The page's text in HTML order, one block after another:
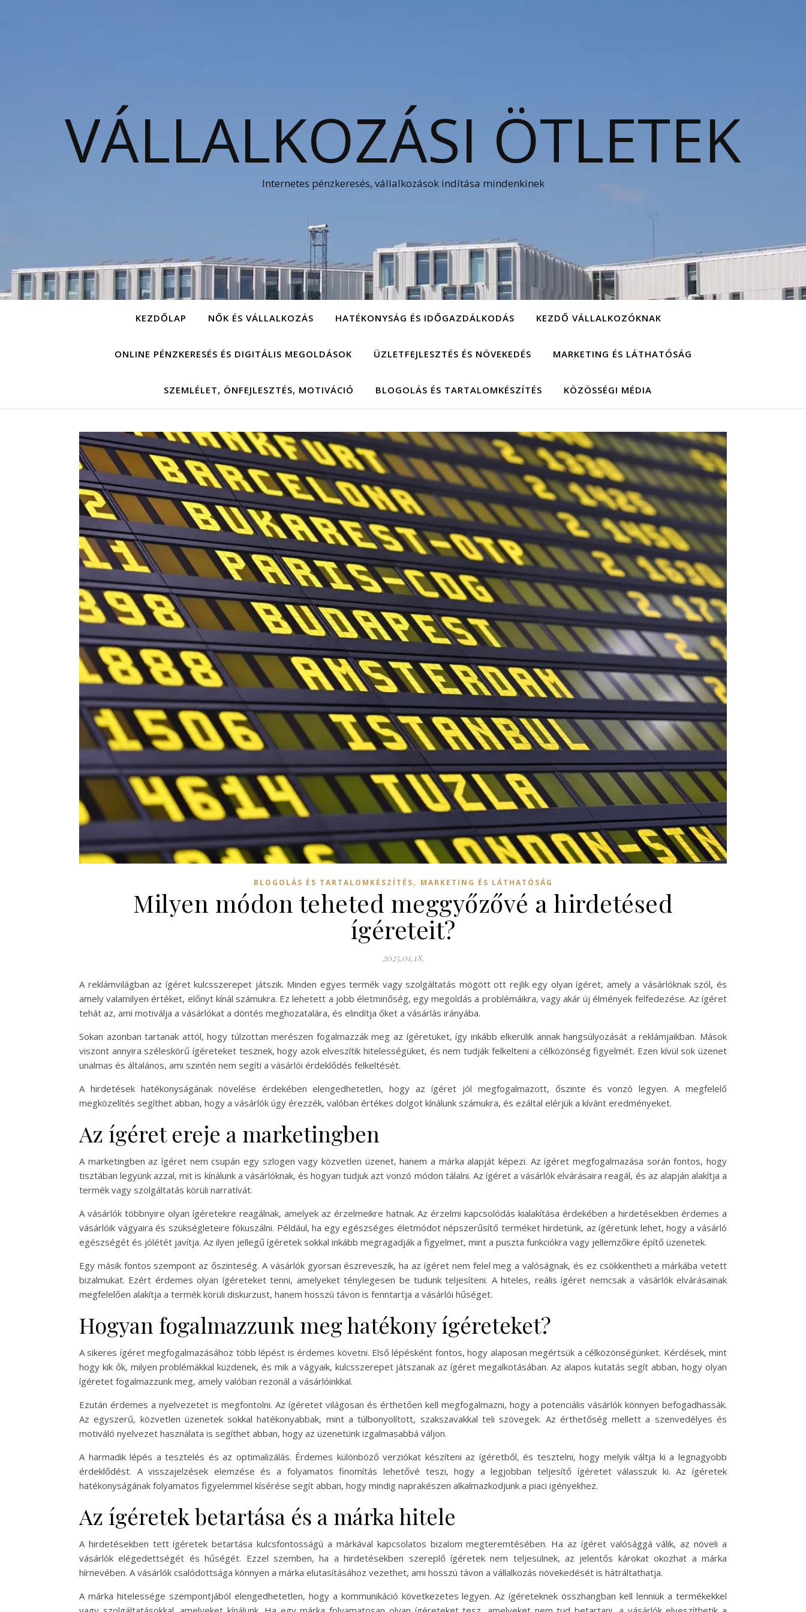
VÁLLALKOZÁSI ÖTLETEK
Internetes pénzkeresés, vállalkozások indítása mindenkinek
KEZDŐLAP NŐK ÉS VÁLLALKOZÁS HATÉKONYSÁG ÉS IDŐGAZDÁLKODÁS KEZDŐ VÁLLALKOZÓKNAK
ONLINE PÉNZKERESÉS ÉS DIGITÁLIS MEGOLDÁSOK ÜZLETFEJLESZTÉS ÉS NÖVEKEDÉS MARKETING ÉS LÁTHATÓSÁG
SZEMLÉLET, ÖNFEJLESZTÉS, MOTIVÁCIÓ BLOGOLÁS ÉS TARTALOMKÉSZÍTÉS KÖZÖSSÉGI MÉDIA
BLOGOLÁS ÉS TARTALOMKÉSZÍTÉS, MARKETING ÉS LÁTHATÓSÁG
Milyen módon teheted meggyőzővé a hirdetésed
ígéreteit?
2025.01.18.
A reklámvilágban az ígéret kulcsszerepet játszik. Minden egyes termék vagy szolgáltatás mögött ott rejlik egy olyan ígéret, amely a vásárlóknak szól, és
amely valamilyen értéket, előnyt kínál számukra. Ez lehetett a jobb életminőség, egy megoldás a problémáikra, vagy akár új élmények felfedezése. Az ígéret
tehát az, ami motiválja a vásárlókat a döntés meghozatalára, és elindítja őket a vásárlás irányába.
Sokan azonban tartanak attól, hogy túlzottan merészen fogalmazzák meg az ígéretüket, így inkább elkerülik annak hangsúlyozását a reklámjaikban. Mások
viszont annyira széleskörű ígéreteket tesznek, hogy azok elveszítik hitelességüket, és nem tudják felkelteni a célközönség figyelmét. Ezen kívül sok üzenet
unalmas és általános, ami szintén nem segíti a vásárlói érdeklődés felkeltését.
A hirdetések hatékonyságának növelése érdekében elengedhetetlen, hogy az ígéret jól megfogalmazott, őszinte és vonzó legyen. A megfelelő
megközelítés segíthet abban, hogy a vásárlók úgy érezzék, valóban értékes dolgot kínálunk számukra, és ezáltal elérjük a kívánt eredményeket.
Az ígéret ereje a marketingben
A marketingben az ígéret nem csupán egy szlogen vagy közvetlen üzenet, hanem a márka alapját képezi. Az ígéret megfogalmazása során fontos, hogy
tisztában legyünk azzal, mit is kínálunk a vásárlóknak, és hogyan tudjuk azt vonzó módon tálalni. Az ígéret a vásárlók elvárásaira reagál, és az alapján alakítja a
termék vagy szolgáltatás körüli narratívát.
A vásárlók többnyire olyan ígéretekre reagálnak, amelyek az érzelmeikre hatnak. Az érzelmi kapcsolódás kialakítása érdekében a hirdetésekben érdemes a
vásárlóik vágyaira és szükségleteire fókuszálni. Például, ha egy egészséges életmódot népszerűsítő terméket hirdetünk, az ígéretünk lehet, hogy a vásárló
egészségét és jólétét javítja. Az ilyen jellegű ígéretek sokkal inkább megragadják a figyelmet, mint a puszta funkciókra vagy jellemzőkre építő üzenetek.
Egy másik fontos szempont az őszinteség. A vásárlók gyorsan észreveszik, ha az ígéret nem felel meg a valóságnak, és ez csökkentheti a márkába vetett
bizalmukat. Ezért érdemes olyan ígéreteket tenni, amelyeket ténylegesen be tudunk teljesíteni. A hiteles, reális ígéret nemcsak a vásárlók elvárásainak
megfelelően alakítja a termék körüli diskurzust, hanem hosszú távon is fenntartja a vásárlói hűséget.
Hogyan fogalmazzunk meg hatékony ígéreteket?
A sikeres ígéret megfogalmazásához több lépést is érdemes követni. Első lépésként fontos, hogy alaposan megértsük a célközönségünket. Kérdések, mint
hogy kik ők, milyen problémákkal küzdenek, és mik a vágyaik, kulcsszerepet játszanak az ígéret megalkotásában. Az alapos kutatás segít abban, hogy olyan
ígéretet fogalmazzunk meg, amely valóban rezonál a vásárlóinkkal.
Ezután érdemes a nyelvezetet is megfontolni. Az ígéretet világosan és érthetően kell megfogalmazni, hogy a potenciális vásárlók könnyen befogadhassák.
Az egyszerű, közvetlen üzenetek sokkal hatékonyabbak, mint a túlbonyolított, szakszavakkal teli szövegek. Az érthetőség mellett a szenvedélyes és
motiváló nyelvezet használata is segíthet abban, hogy az üzenetünk izgalmasabbá váljon.
A harmadik lépés a tesztelés és az optimalizálás. Érdemes különböző verziókat készíteni az ígéretből, és tesztelni, hogy melyik váltja ki a legnagyobb
érdeklődést. A visszajelzések elemzése és a folyamatos finomítás lehetővé teszi, hogy a legjobban teljesítő ígéretet válasszuk ki. Az ígéretek
hatékonyságának folyamatos figyelemmel kísérése segít abban, hogy mindig naprakészen alkalmazkodjunk a piaci igényekhez.
Az ígéretek betartása és a márka hitele
A hirdetésekben tett ígéretek betartása kulcsfontosságú a márkával kapcsolatos bizalom megteremtésében. Ha az ígéret valósággá válik, az növeli a
vásárlók elégedettségét és hűségét. Ezzel szemben, ha a hirdetésekben szereplő ígéretek nem teljesülnek, az jelentős károkat okozhat a márka
hírnevében. A vásárlók csalódottsága könnyen a márka elutasításához vezethet, ami hosszú távon a vállalkozás növekedését is hátráltathatja.
A márka hitelessége szempontjából elengedhetetlen, hogy a kommunikáció következetes legyen. Az ígéreteknek összhangban kell lenniük a termékekkel